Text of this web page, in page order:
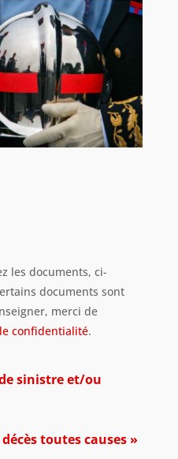
les documents, ci-
documents sont
merci de
confidentialité.
sinistre et/ou
toutes causes »